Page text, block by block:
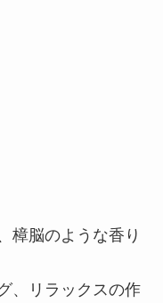
樟脳のような香り
、リラックスの作